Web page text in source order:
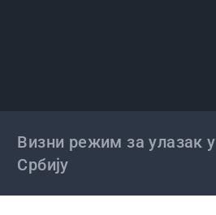
Визни режим за улазак у
Србију